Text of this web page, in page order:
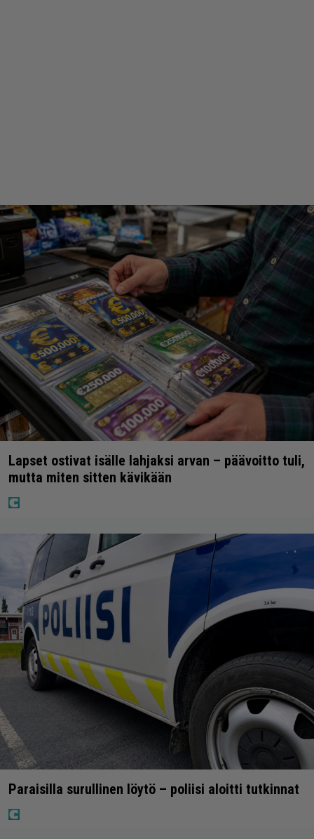
Lapset ostivat isälle lahjaksi arvan – päävoitto tuli,
mutta miten sitten kävikään
Paraisilla surullinen löytö – poliisi aloitti tutkinnat